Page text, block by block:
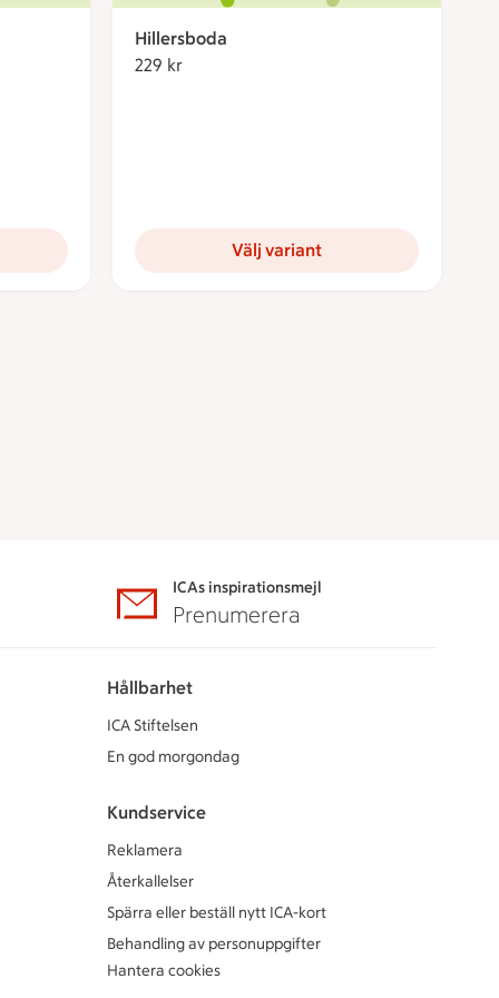
Hillersboda
229 kr
Välj variant
ICAs inspirationsmejl
Prenumerera
Hållbarhet
ICA Stiftelsen
En god morgondag
Kundservice
Reklamera
Återkallelser
Spärra eller beställ nytt ICA-kort
Behandling av personuppgifter
Hantera cookies